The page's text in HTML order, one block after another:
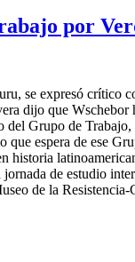
por
se expresó crítico
dijo que
Grupo de
que espera de ese
historia
de estudio
de la